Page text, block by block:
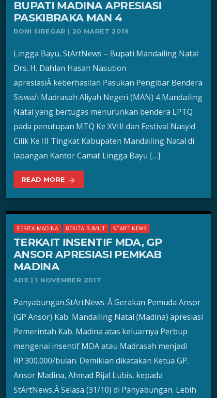
BUPATI MADINA APRESIASI
PASKIBRAKA MAN 4
RONI SIREGAR | 20 MARET 2019
Lingga Bayu, StArtNews – Bupati Mandailing Natal
Drs. H. Dahlan Hasan Nasution
apresiasiÂ keberhasilan Pasukan Pengibar Bendera
Siswa/i Madrasah Aliyah Negeri (MAN) 4 Mandailing
Natal yang bertugas menurunkan bendera LPTQ
pada penutupan MTQ Ke XVIII dan Festival Nasyid
Cilik Ke III Tingkat Kabupaten Mandailing Natal di
lapangan Kantor Camat Lingga Bayu […]
READ MORE arrow_forward
BERITA MADINA BERITA SUMUT START NEWS
TERKAIT INSENTIF MDA, GP
ANSOR APRESIASI PEMKAB
MADINA
ADE | 1 NOVEMBER 2017
Panyabungan.StArtNews-Â Gerakan Pemuda Ansor
(GP Ansor) Kab. Mandailing Natal (Madina) apresiasi
Pemerintah Kab. Madina atas keluarnya Perbup
mengenai insentif MDA atau Madrasah menjadi
RP.300.000/bulan. Demikian dikatakan Ketua GP.
Ansor Madina, Ahmad Rijal Lubis, kepada
StArtNews,Â Selasa (31/10) di Panyabungan. Lebih